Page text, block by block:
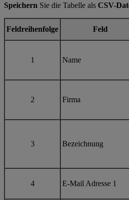
Speichern Sie die Tabelle als CSV-
Feldreihenfolge Feld
1 Name
2 Firma
3 Bezeichnung
4 E-Mail Adresse 1